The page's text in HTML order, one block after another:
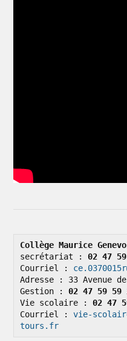
Collège Maurice
secrétariat : 02 47
Courriel :
Adresse : 33 Avenue
Gestion : 02 47 59 59
Vie scolaire : 02 47
Courriel : vie-
tours.fr